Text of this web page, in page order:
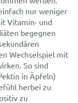
nur weniger
Vitamin- und
begegnen
Wechselspiel mit
So sind
in Äpfeln)
herbei zu
zu